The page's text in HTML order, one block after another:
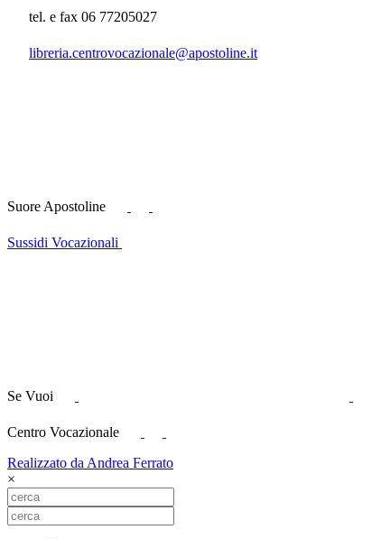
tel. e fax 06 77205027
libreria.centrovocazionale@apostoline.it
Suore Apostoline
Sussidi Vocazionali
Se Vuoi
Centro Vocazionale
Realizzato da Andrea Ferrato
×